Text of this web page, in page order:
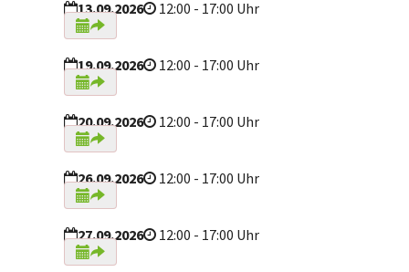
13.09.2026 12:00 - 17:00 Uhr
19.09.2026 12:00 - 17:00 Uhr
20.09.2026 12:00 - 17:00 Uhr
26.09.2026 12:00 - 17:00 Uhr
27.09.2026 12:00 - 17:00 Uhr